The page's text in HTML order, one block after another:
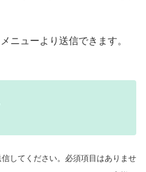
ニューより送信できます。
してください。必須項目はありませ